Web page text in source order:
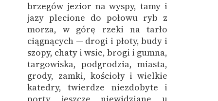
brzegów jezior na wyspy, tamy i
jazy plecione do połowu ryb z
morza, w górę rzeki na tarło
ciągnących — drogi i płoty, budy i
szopy, chaty i wsie, brogi i gumna,
targowiska, podgrodzia, miasta,
grody, zamki, kościoły i wielkie
katedry, twierdze niezdobyte i
porty jeszcze niewidziane u